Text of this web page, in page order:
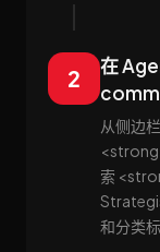
2
在
从侧边
索
和分类